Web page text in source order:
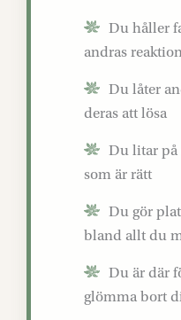
Du håller
andras
Du låter
deras att lösa
Du litar på
som är rätt
Du gör
bland allt du
Du är där
glömma bort